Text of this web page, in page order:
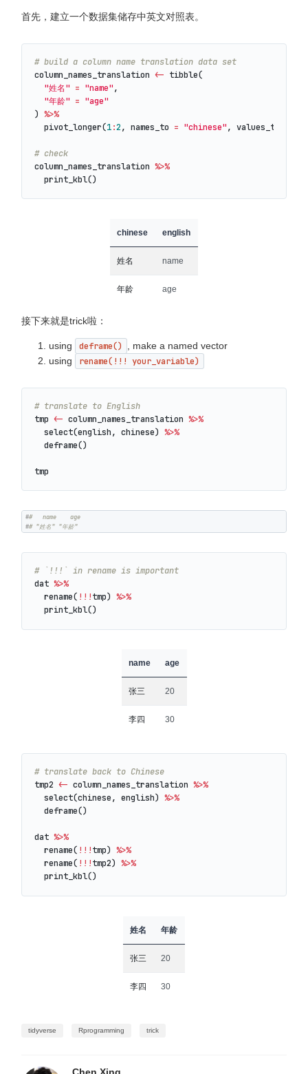
首先，建立一个数据集储存中英文对照表。
# build a column name translation data set
column_names_translation <- tibble(
"姓名" = "name",
"年龄" = "age"
) %>%
pivot_longer(1:2, names_to = "chinese", values_to
# check
column_names_translation %>%
print_kbl()
chinese english
姓名 name
年龄 age
接下来就是trick啦：
using deframe()
, make a named vector
using
rename(!!! your_variable)
# translate to English
tmp <- column_names_translation %>%
select(english, chinese) %>%
deframe()
tmp
##   name    age
## "姓名" "年龄"
# `!!!` in rename is important
dat %>%
rename( !!!tmp) %>%
print_kbl()
name age
张三 20
李四 30
# translate back to Chinese
tmp2 <- column_names_translation %>%
select(chinese, english) %>%
deframe()
dat %>%
rename( !!!tmp) %>%
rename( !!!tmp2) %>%
print_kbl()
姓名 年龄
张三 20
李四 30
tidyverse Rprogramming trick